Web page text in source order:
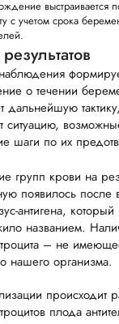
выстраивается
с учетом срока
о течении
дальнейшую
ситуацию,
шаги по их
групп крови на
появилось после
антигена,
названием.
– не
нашего организма.
происходит
плода